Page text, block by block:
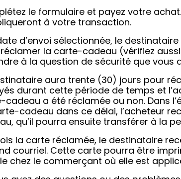
le formulaire et payez votre
à votre transaction.
d’envoi sélectionnée, le
la carte-cadeau (vérifiez
à la question de sécurité que vous
aura trente (30) jours pour
durant cette période de temps et
cadeau a été réclamée ou non. Dans
cadeau dans ce délai, l’acheteur
qu’il pourra ensuite transférer à la
la carte réclamée, le destinataire
courriel. Cette carte pourra être
chez le commerçant où elle est